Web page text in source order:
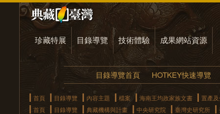
珍藏特展 目錄導覽 技術體驗 成果網站資源
目錄導覽首頁 HOTKEY快速導覽
首頁 目錄導覽 內容主題 檔案 海南王均政家族文書
置產
首頁
目錄導覽 典藏機構與計畫 中央研究院 臺灣史研究所